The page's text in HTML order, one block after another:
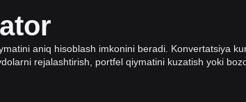
aniq hisoblash imkonini beradi. Konvertatsiya
rejalashtirish, portfel qiymatini kuzatish yoki